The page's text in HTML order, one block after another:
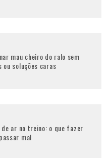
mau cheiro do ralo sem
ou soluções caras
de ar no treino: o que fazer
mal